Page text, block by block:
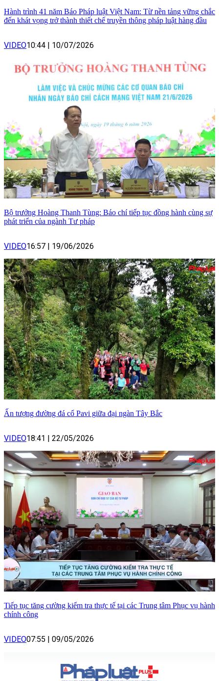
Hành trình 41 năm Báo Pháp luật Việt Nam: Từ nền tảng vững chắc
đến khát vọng trở thành thiết chế truyền thông pháp luật hàng đầu
VIDEO10:44 | 10/07/2026
Bộ trưởng Hoàng Thanh Tùng: Báo chí tiếp tục đồng hành cùng sự
phát triển của ngành Tư pháp
VIDEO16:57 | 19/06/2026
Ấn tượng đường đá cổ Pavi giữa đại ngàn Tây Bắc
VIDEO18:41 | 22/05/2026
Tiếp tục tăng cường kiểm tra thực tế tại các Trung tâm Phục vụ hành
chính công
VIDEO07:55 | 09/05/2026